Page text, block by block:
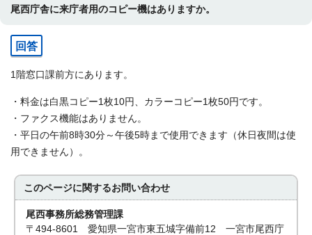
尾西庁舎に来庁者用のコピー機はありますか。
回答
1階窓口課前方にあります。
・料金は白黒コピー1枚10円、カラーコピー1枚50円です。
・ファクス機能はありません。
・平日の午前8時30分～午後5時まで使用できます（休日夜間は使
用できません）。
このページに関するお問い合わせ
尾西事務所総務管理課
〒494-8601 愛知県一宮市東五城字備前12 一宮市尾西庁